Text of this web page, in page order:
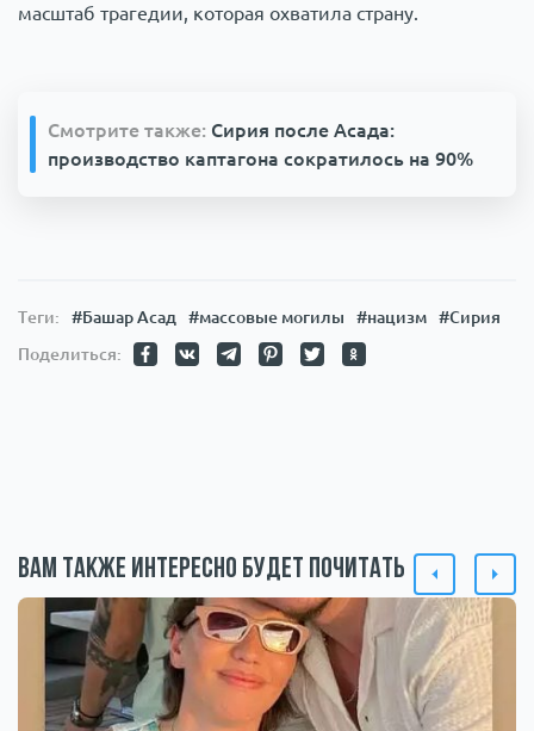
масштаб трагедии, которая охватила страну.
Смотрите также: Сирия после Асада:
производство каптагона сократилось на 90%
Теги: #Башар Асад #массовые могилы #нацизм
#Сирия
Поделиться:
Вам также интересно будет почитать